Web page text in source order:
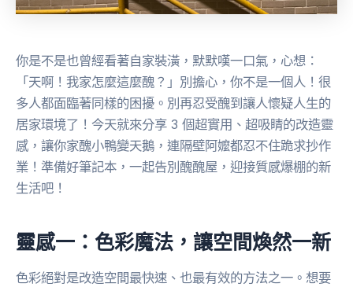
你是不是也曾經看著自家裝潢，默默嘆一口氣，心想：
「天啊！我家怎麼這麼醜？」別擔心，你不是一個人！很
多人都面臨著同樣的困擾。別再忍受醜到讓人懷疑人生的
居家環境了！今天就來分享 3 個超實用、超吸睛的改造靈
感，讓你家醜小鴨變天鵝，連隔壁阿嬤都忍不住跪求抄作
業！準備好筆記本，一起告別醜醜屋，迎接質感爆棚的新
生活吧！
靈感一：色彩魔法，讓空間煥然一新
色彩絕對是改造空間最快速、也最有效的方法之一。想要